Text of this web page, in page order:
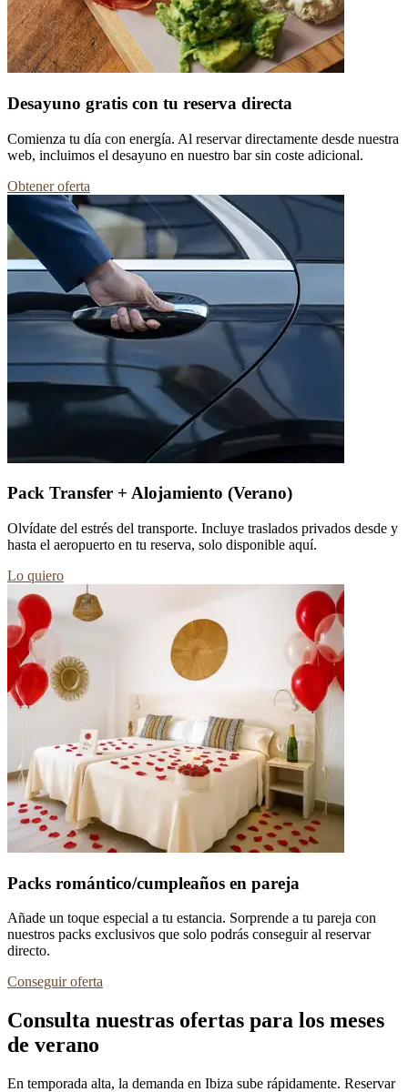
Desayuno gratis con tu reserva directa
Comienza tu día con energía. Al reservar directamente desde nuestra
web, incluimos el desayuno en nuestro bar sin coste adicional.
Obtener oferta
Pack Transfer + Alojamiento (Verano)
Olvídate del estrés del transporte. Incluye traslados privados desde y
hasta el aeropuerto en tu reserva, solo disponible aquí.
Lo quiero
Packs romántico/cumpleaños en pareja
Añade un toque especial a tu estancia. Sorprende a tu pareja con
nuestros packs exclusivos que solo podrás conseguir al reservar
directo.
Conseguir oferta
Consulta nuestras ofertas para los meses
de verano
En temporada alta, la demanda en Ibiza sube rápidamente. Reservar